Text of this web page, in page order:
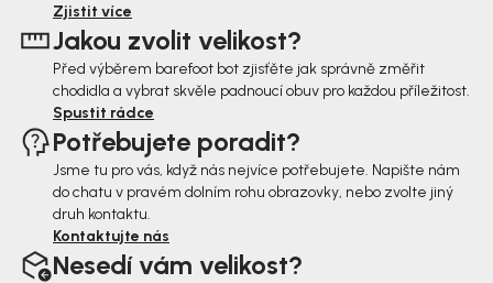
Zjistit více
Jakou zvolit velikost?
Před výběrem barefoot bot zjisťěte jak správně změřit
chodidla a vybrat skvěle padnoucí obuv pro každou příležitost.
Spustit rádce
Potřebujete poradit?
Jsme tu pro vás, když nás nejvíce potřebujete. Napište nám
do chatu v pravém dolním rohu obrazovky, nebo zvolte jiný
druh kontaktu.
Kontaktujte nás
Nesedí vám velikost?